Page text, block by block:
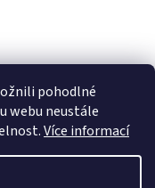
pohodlné
webu neustále
Více informací